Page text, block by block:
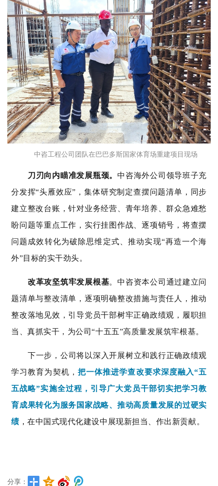
中咨工程公司团队在巴巴多斯国家体育场重建项目现场
刀刃向内瞄准发展瓶颈。中咨海外公司领导班子充
分发挥“头雁效应”，集体研究制定查摆问题清单，同步
建立整改台账，针对业务经营、青年培养、群众急难愁
盼问题等重点工作，实行挂图作战、逐项销号，将查摆
问题成效转化为破除思维定式、推动实现“再造一个海
外”目标的实干劲头。
改革攻坚筑牢发展根基。中咨资本公司通过建立问
题清单与整改清单，逐项明确整改措施与责任人，推动
整改落地见效，引导党员干部树牢正确政绩观，履职担
当、真抓实干，为公司“十五五”高质量发展筑牢根基。
下一步，公司将以深入开展树立和践行正确政绩观
学习教育为契机， 把一体推进学查改要求深度融入“五
五战略”实施全过程，引导广大党员干部切实把学习教
育成果转化为服务国家战略、推动高质量发展的过硬实
绩，在中国式现代化建设中展现新担当、作出新贡献。
分享：